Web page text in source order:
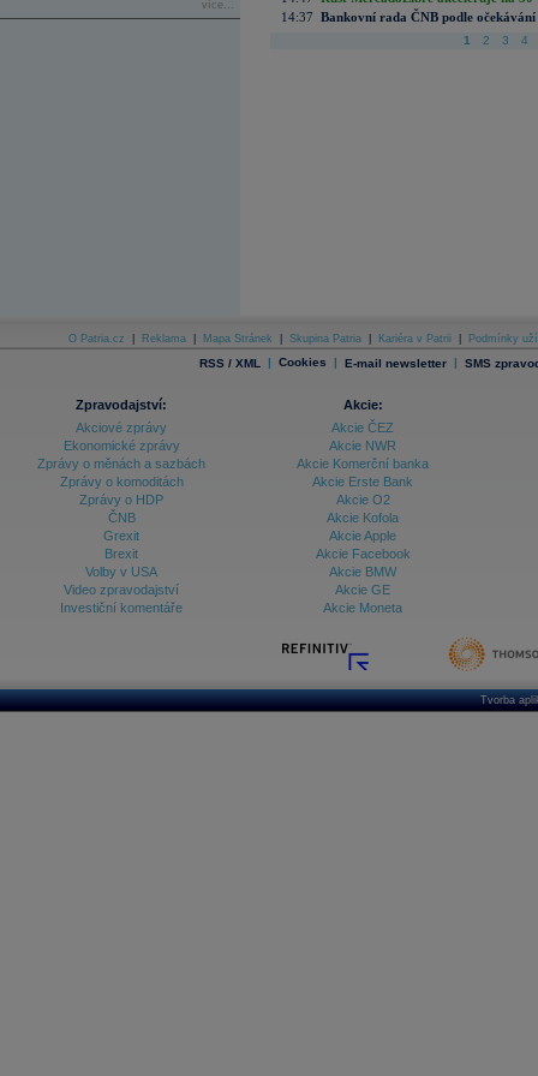
více...
14:37 Bankovní rada ČNB podle
1 2 3 4
O Patria.cz Reklama Mapa Stránek Skupina Patria Kariéra v Patrii Podmínky
RSS / XML | Cookies | E-mail newsletter | SMS
Zpravodajství:
Akciové zprávy
Ekonomické zprávy
Zprávy o měnách a sazbách
Zprávy o komoditách
Zprávy o HDP
ČNB
Grexit
Brexit
Volby v USA
Video zpravodajství
Investiční komentáře
Akcie:
Akcie ČEZ
Akcie NWR
Akcie Komerční banka
Akcie Erste Bank
Akcie O2
Akcie Kofola
Akcie Apple
Akcie Facebook
Akcie BMW
Akcie GE
Akcie Moneta
Tvorba